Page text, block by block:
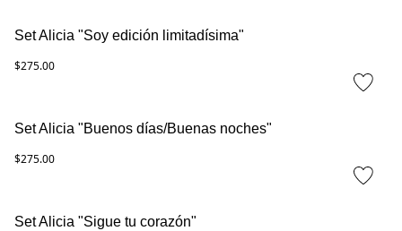
Set Alicia "Soy edición limitadísima"
$275.00
Set Alicia "Buenos días/Buenas noches"
$275.00
Set Alicia "Sigue tu corazón"